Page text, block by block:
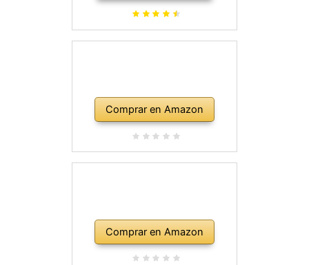
Comprar en Amazon
Comprar en Amazon